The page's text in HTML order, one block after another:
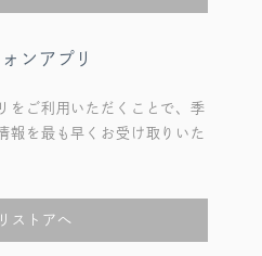
ンアプリ
をご利用いただくことで、季
報を最も早くお受け取りいた
ストアへ